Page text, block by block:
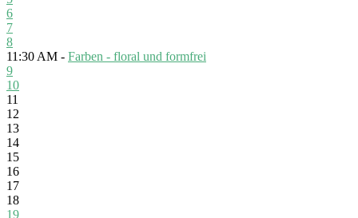
6
7
8
11:30 AM - Farben - floral und formfrei
9
10
11
12
13
14
15
16
17
18
19